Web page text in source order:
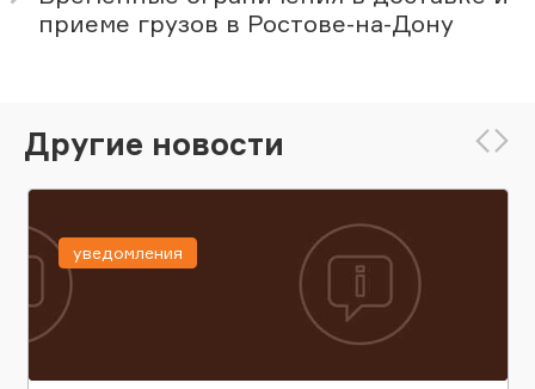
приеме грузов в Ростове-на-Дону
Другие новости
уведомления